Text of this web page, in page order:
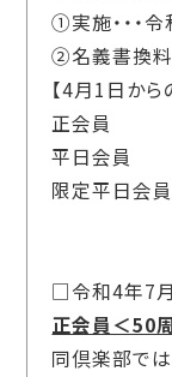
①実施・・・令
②名義書換料
【4月1 日から
正会員
平日会員
限定平日
□令和4年7
正会員＜50
同倶楽部で